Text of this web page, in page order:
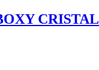
CRISTAL